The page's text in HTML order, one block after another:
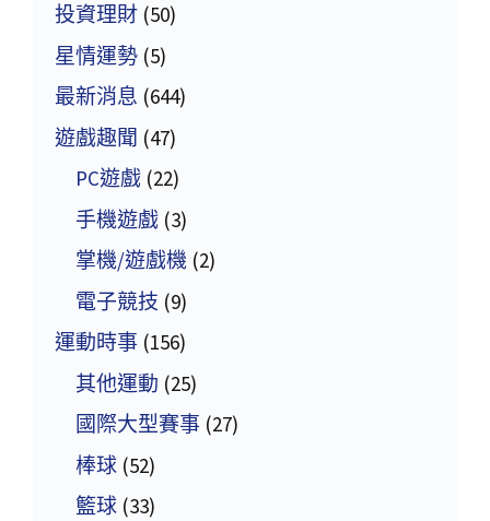
投資理財 (50)
星情運勢 (5)
最新消息 (644)
遊戲趣聞 (47)
PC遊戲 (22)
手機遊戲 (3)
掌機/遊戲機 (2)
電子競技 (9)
運動時事 (156)
其他運動 (25)
國際大型賽事 (27)
棒球 (52)
籃球 (33)